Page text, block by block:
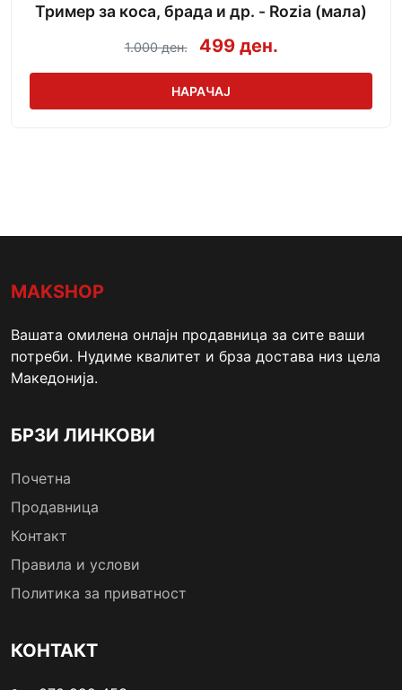
Тример за коса, брада и др. - Rozia (мала)
1.000 ден. 499 ден.
НАРАЧАЈ
MAKSHOP
Вашата омилена онлајн продавница за сите ваши
потреби. Нудиме квалитет и брза достава низ цела
Македонија.
БРЗИ ЛИНКОВИ
Почетна
Продавница
Контакт
Правила и услови
Политика за приватност
КОНТАКТ